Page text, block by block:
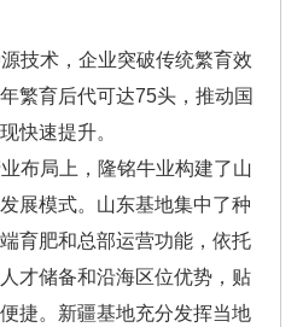
技术，企业突破传统繁育效
繁育后代可达75头，推动国
快速提升。
布局上，隆铭牛业构建了山
展模式。山东基地集中了种
育肥和总部运营功能，依托
才储备和沿海区位优势，贴
捷。新疆基地充分发挥当地